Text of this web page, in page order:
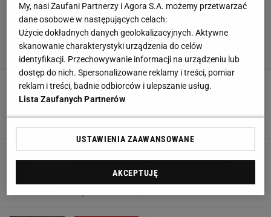
Co to była za walka o brąz,
rozstrzygał dopiero dodatkowy strzał! Milena
Olszewska na podium paraolimpiady
Rio 2016. Następne
olimpijskie starty reprezentantów Startu
My, nasi Zaufani Partnerzy i Agora S.A. możemy przetwarzać
dane osobowe w następujących celach:
Użycie dokładnych danych geolokalizacyjnych. Aktywne
skanowanie charakterystyki urządzenia do celów
identyfikacji. Przechowywanie informacji na urządzeniu lub
dostęp do nich. Spersonalizowane reklamy i treści, pomiar
reklam i treści, badnie odbiorców i ulepszanie usług.
Lista Zaufanych Partnerów
USTAWIENIA ZAAWANSOWANE
AKCEPTUJĘ